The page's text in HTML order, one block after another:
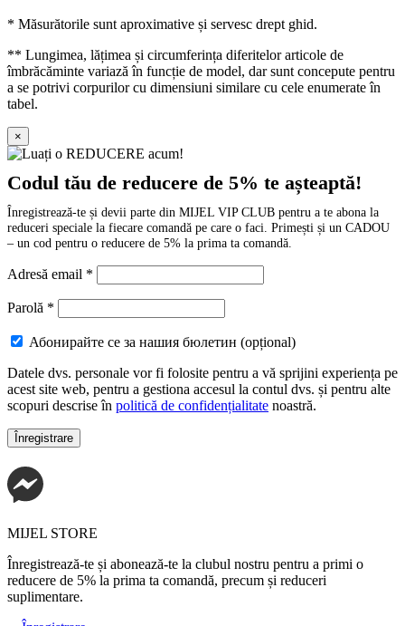
* Măsurătorile sunt aproximative și servesc drept ghid.
** Lungimea, lățimea și circumferința diferitelor articole de
îmbrăcăminte variază în funcție de model, dar sunt concepute pentru
a se potrivi corpurilor cu dimensiuni similare cu cele enumerate în
tabel.
×
Codul tău de reducere de 5% te așteaptă!
Înregistrează-te și devii parte din MIJEL VIP CLUB pentru a te abona la
reduceri speciale la fiecare comandă pe care o faci. Primești și un CADOU
– un cod pentru o reducere de 5% la prima ta comandă.
Adresă email *
Parolă *
Абонирайте се за нашия бюлетин (opțional)
Datele dvs. personale vor fi folosite pentru a vă sprijini experiența pe
acest site web, pentru a gestiona accesul la contul dvs. și pentru alte
scopuri descrise în politică de confidențialitate noastră.
Înregistrare
MIJEL STORE
Înregistrează-te și abonează-te la clubul nostru pentru a primi o
reducere de 5% la prima ta comandă, precum și reduceri
suplimentare.